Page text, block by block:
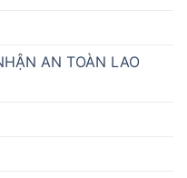
AN TOÀN LAO